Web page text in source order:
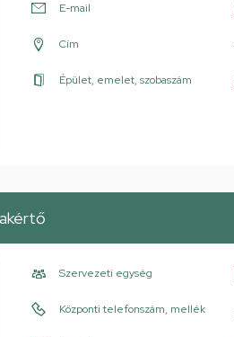
E-mail
Cím
Épület, emelet, szobaszám
Szervezeti egység
Központi telefonszám, mellék